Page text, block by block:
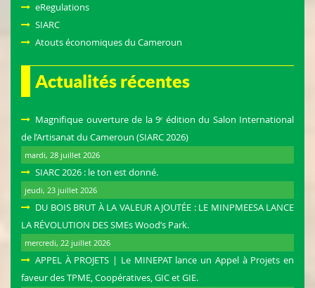
eRegulations
SIARC
Atouts économiques du Cameroun
Actualités récentes
Magnifique ouverture de la 9ᵉ édition du Salon International
de l’Artisanat du Cameroun (SIARC 2026)
mardi, 28 juillet 2026
SIARC 2026 : le ton est donné.
jeudi, 23 juillet 2026
DU BOIS BRUT À LA VALEUR AJOUTÉE : LE MINPMEESA LANCE
LA RÉVOLUTION DES SMEs Wood’s Park.
mercredi, 22 juillet 2026
APPEL À PROJETS | Le MINEPAT lance un Appel à Projets en
faveur des TPME, Coopératives, GIC et GIE.